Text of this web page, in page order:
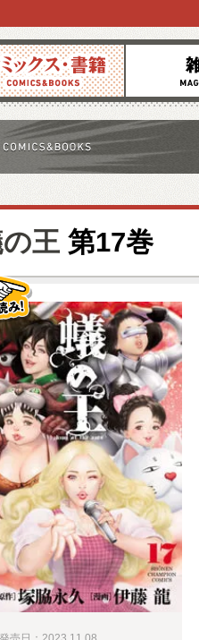
ス 雑誌
王 第17巻
！